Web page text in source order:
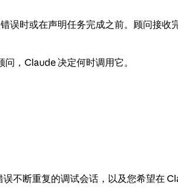
时或在声明任务完成之前。顾问接收
，Claude 决定何时调用它。
断重复的调试会话，以及您希望在